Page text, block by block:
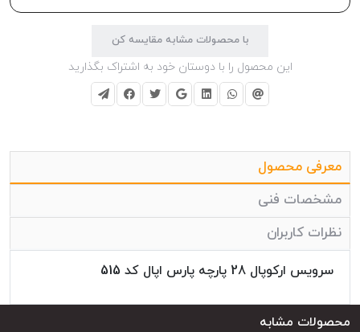
با محصولات مشابه مقایسه کن
این محصول را با دوستان خود به اشتراک بگذارید
معرفی محصول
مشخصات فنی
نظرات کاربران
سرویس ارکوپال 28 پارچه پارس اپال کد 515
محصولات مشابه